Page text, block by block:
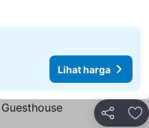
Lihat harga
Kongsi